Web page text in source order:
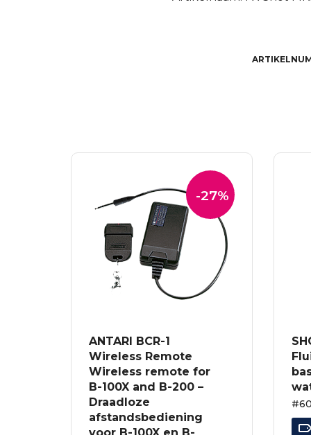
-27%
ANTARI BCR-1
Wireless Remote
Wireless remote for
B-100X and B-200 –
Draadloze
afstandsbediening